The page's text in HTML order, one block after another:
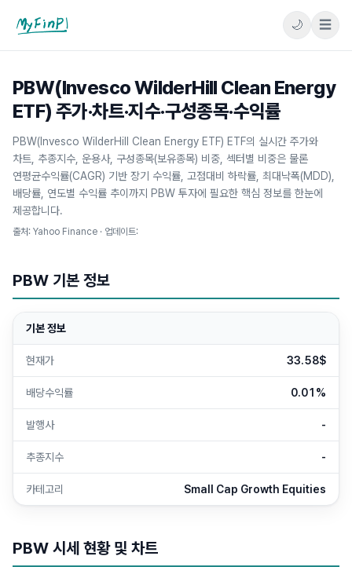
마이핀플
🌙 ☰
PBW(Invesco WilderHill Clean Energy
ETF) 주가·차트·지수·구성종목·수익률
PBW(Invesco WilderHill Clean Energy ETF) ETF의 실시간 주가와
차트, 추종지수, 운용사, 구성종목(보유종목) 비중, 섹터별 비중은 물론
연평균수익률(CAGR) 기반 장기 수익률, 고점대비 하락률, 최대낙폭(MDD),
배당률, 연도별 수익률 추이까지 PBW 투자에 필요한 핵심 정보를 한눈에
제공합니다.
출처: Yahoo Finance · 업데이트:
PBW 기본 정보
기본 정보
현재가 33.58$
배당수익률 0.01%
발행사 -
추종지수 -
카테고리 Small Cap Growth Equities
PBW 시세 현황 및 차트